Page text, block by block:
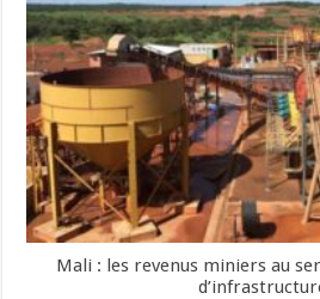
Mali : les revenus miniers au